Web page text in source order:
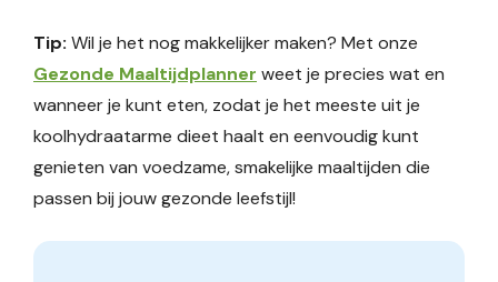
Tip: Wil je het nog makkelijker maken? Met onze
Gezonde Maaltijdplanner weet je precies wat en
wanneer je kunt eten, zodat je het meeste uit je
koolhydraatarme dieet haalt en eenvoudig kunt
genieten van voedzame, smakelijke maaltijden die
passen bij jouw gezonde leefstijl!